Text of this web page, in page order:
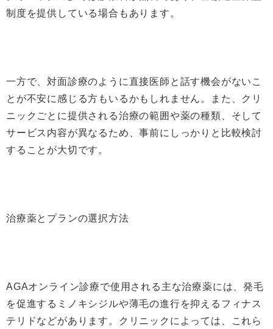
制度を提供している場合もあります。
一方で、対面診療のように直接医師と話す機会がないこ
とが不安に感じる方もいるかもしれません。また、クリ
ニックごとに提供される治療の範囲や薬の種類、そして
サービス内容が異なるため、事前にしっかりと比較検討
することが大切です。
治療薬とプランの選択方法
AGAオンライン診療で使用される主な治療薬には、発毛
を促進するミノキシジルや薄毛の進行を抑えるフィナス
テリドなどがあります。クリニックによっては、これら